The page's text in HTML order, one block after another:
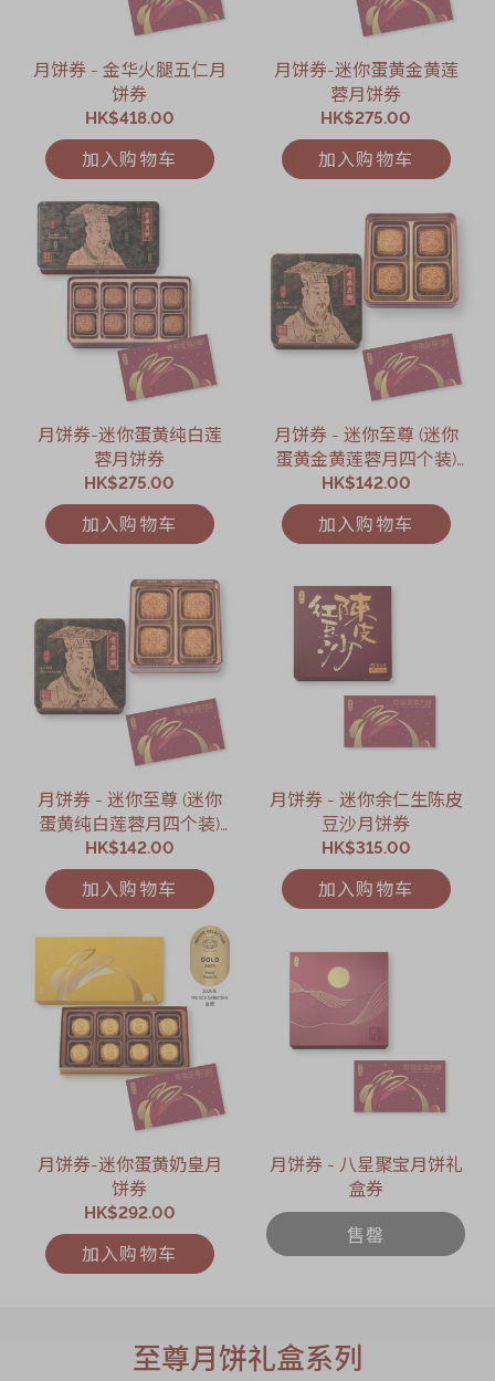
月饼券 - 金华火腿五仁月
饼券
HK$418.00
加入购物车
月饼券-迷你蛋黄金黄莲
蓉月饼券
HK$275.00
加入购物车
月饼券-迷你蛋黄纯白莲
蓉月饼券
HK$275.00
加入购物车
月饼券 - 迷你至尊 (迷你
蛋黄金黄莲蓉月四个装)
月饼券
HK$142.00
加入购物车
月饼券 - 迷你至尊 (迷你
蛋黄纯白莲蓉月四个装)
月饼券
HK$142.00
加入购物车
月饼券 - 迷你余仁生陈皮
豆沙月饼券
HK$315.00
加入购物车
月饼券-迷你蛋黄奶皇月
饼券
HK$292.00
加入购物车
月饼券 - 八星聚宝月饼礼
盒券
售罄
至尊月饼礼盒系列